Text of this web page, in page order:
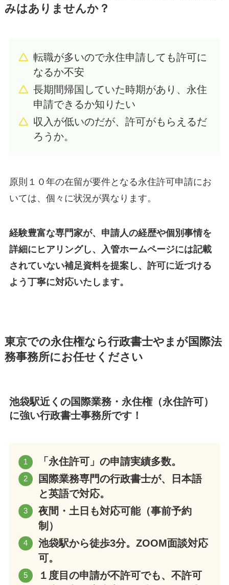
みはありませんか？
転職が多いので永住申請しても許可に
なるか不安
長期間帰国していた時期があり、永住
申請できるか知りたい
収入が低いのだが、許可がもらえるだ
ろうか。
原則１０年の在留が要件となる永住許可申請にお
いては、個々に状況が異なります。
経験豊富な専門家が、申請人の経歴や個別事情を
詳細にヒアリングし、入管ホームページには記載
されていない補足資料を提案し、許可に近づける
よう丁寧に対応いたします。
東京での永住権なら行政書士やまが国際法
務事務所にお任せください
池袋駅近くの国際業務・永住権（永住許可）
に強い行政書士事務所です！
「永住許可」の申請実績多数。
国際業務専門の行政書士が、日本語
と英語で対応。
夜間・土日も対応可能（事前予約
制）
池袋駅から徒歩3分。ZOOM面談対応
可。
１度目の申請が不許可でも、不許可